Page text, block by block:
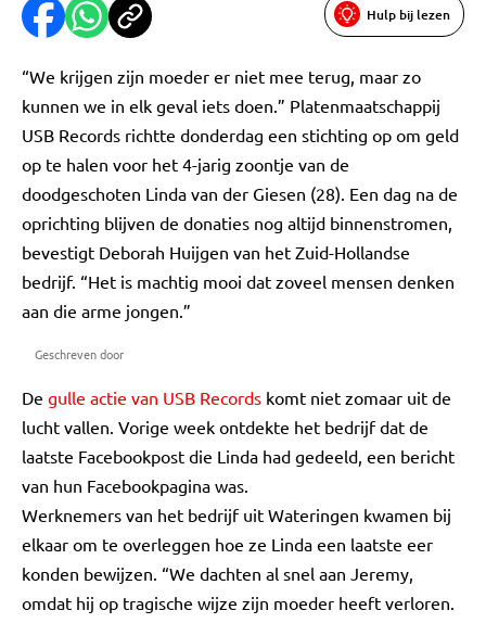
Hulp bij lezen
“We krijgen zijn moeder er niet mee terug, maar zo
kunnen we in elk geval iets doen.” Platenmaatschappij
USB Records richtte donderdag een stichting op om geld
op te halen voor het 4-jarig zoontje van de
doodgeschoten Linda van der Giesen (28). Een dag na de
oprichting blijven de donaties nog altijd binnenstromen,
bevestigt Deborah Huijgen van het Zuid-Hollandse
bedrijf. “Het is machtig mooi dat zoveel mensen denken
aan die arme jongen.”
Geschreven door
De gulle actie van USB Records komt niet zomaar uit de
lucht vallen. Vorige week ontdekte het bedrijf dat de
laatste Facebookpost die Linda had gedeeld, een bericht
van hun Facebookpagina was.
Werknemers van het bedrijf uit Wateringen kwamen bij
elkaar om te overleggen hoe ze Linda een laatste eer
konden bewijzen. “We dachten al snel aan Jeremy,
omdat hij op tragische wijze zijn moeder heeft verloren.